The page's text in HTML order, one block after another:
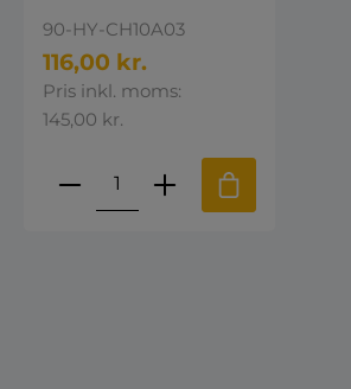
90-HY-CH10A03
116,00 kr.
Pris inkl. moms:
145,00 kr.
Produktmængde: